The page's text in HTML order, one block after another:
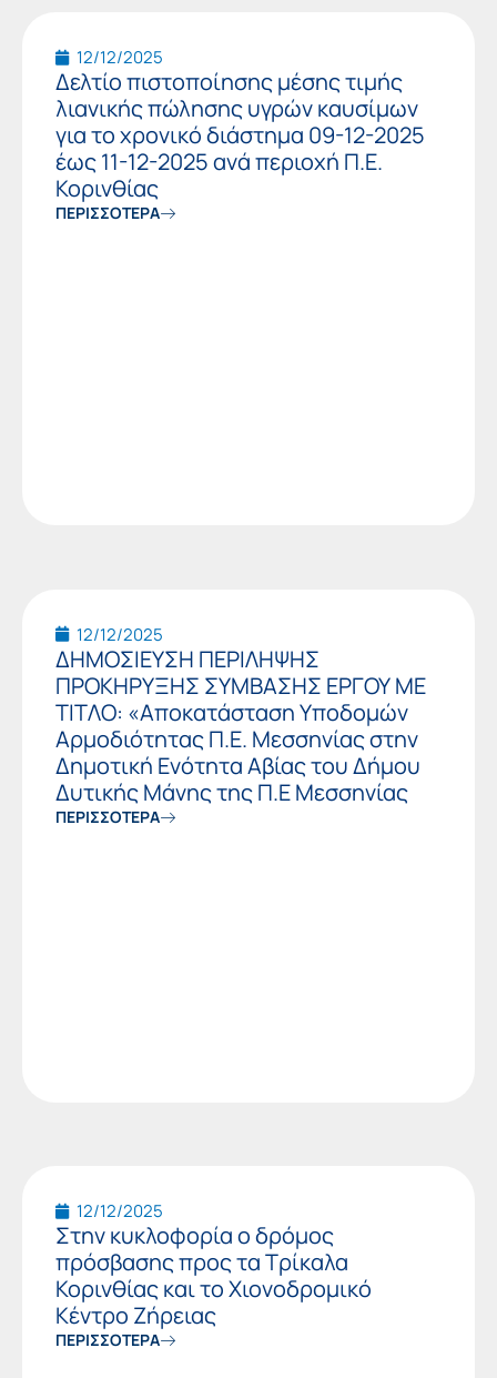
12/12/2025
Δελτίο πιστοποίησης μέσης τιμής
λιανικής πώλησης υγρών καυσίμων
για το χρονικό διάστημα 09-12-2025
έως 11-12-2025 ανά περιοχή Π.Ε.
Κορινθίας
ΠΕΡΙΣΣΟΤΕΡΑ
12/12/2025
ΔΗΜΟΣΙΕΥΣΗ ΠΕΡΙΛΗΨΗΣ
ΠΡΟΚΗΡΥΞΗΣ ΣΥΜΒΑΣΗΣ ΕΡΓΟΥ ΜΕ
ΤΙΤΛΟ: «Αποκατάσταση Υποδομών
Αρμοδιότητας Π.Ε. Μεσσηνίας στην
Δημοτική Ενότητα Αβίας του Δήμου
Δυτικής Μάνης της Π.Ε Μεσσηνίας
ΠΕΡΙΣΣΟΤΕΡΑ
12/12/2025
Στην κυκλοφορία ο δρόμος
πρόσβασης προς τα Τρίκαλα
Κορινθίας και το Χιονοδρομικό
Κέντρο Ζήρειας
ΠΕΡΙΣΣΟΤΕΡΑ